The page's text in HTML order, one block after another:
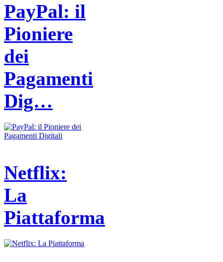
PayPal: il
Pioniere
dei
Pagamenti
Dig…
Netflix:
La
Piattaforma